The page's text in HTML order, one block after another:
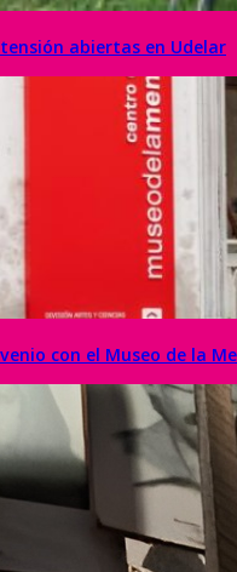
abiertas en Udelar
con el Museo de la